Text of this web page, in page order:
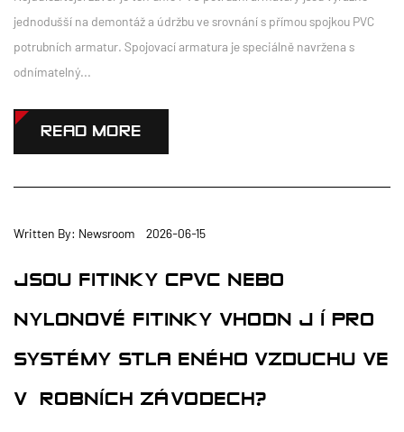
jednodušší na demontáž a údržbu ve srovnání s přímou spojkou PVC
potrubních armatur. Spojovací armatura je speciálně navržena s
odnímatelný...
READ MORE
Written By: Newsroom 2026-06-15
JSOU FITINKY CPVC NEBO
NYLONOVÉ FITINKY VHODNĚJŠÍ PRO
SYSTÉMY STLAČENÉHO VZDUCHU VE
VÝROBNÍCH ZÁVODECH?